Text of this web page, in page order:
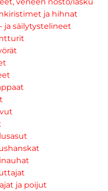
ja hihnat
ja säilytystelineet
ja poijut